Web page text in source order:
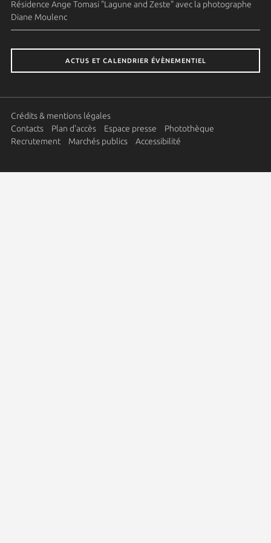
Résidence Ange Tomasi "Lagune and Zeste" avec la photographe
Diane Moulenc
ACTUS ET CALENDRIER ÉVÈNEMENTIEL
Crédits & mentions légales
Contacts
Plan d'accès Espace presse
Photothèque
Recrutement
Marchés publics Accessibilité